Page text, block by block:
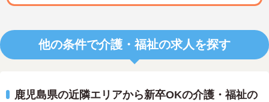
他の条件で介護・福祉の求人を探す
鹿児島県の近隣エリアから新卒OKの介護・福祉の